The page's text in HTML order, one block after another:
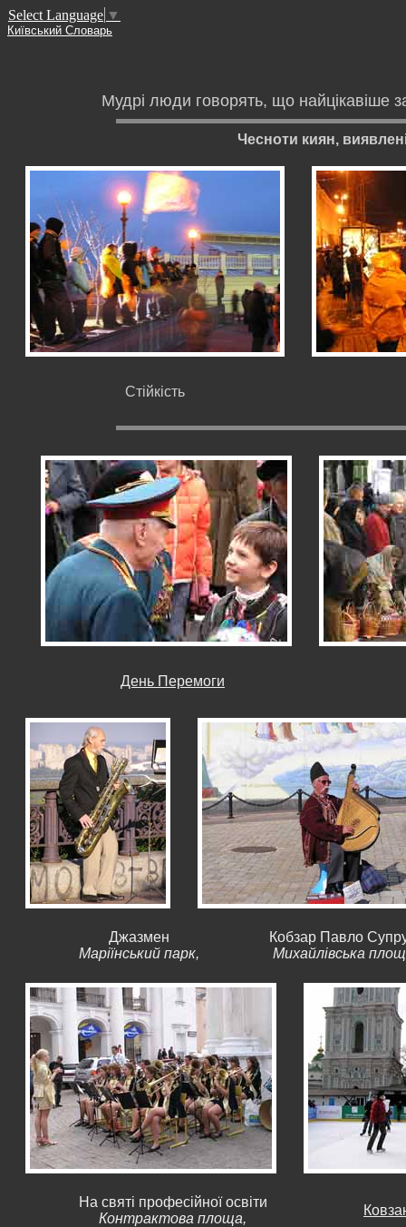
Select Language ▼
Київський Словарь
Мудрі люди говорять, що найцікавіше
Чесноти киян,
Стійкість
День Перемоги
Джазмен
Маріїнський парк,
Кобзар Павло
Михайлівська
На святі професійної освіти
Контрактова площа,